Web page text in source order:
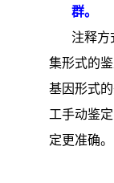
群。
注释方
集形式的
基因形式
工手动鉴
定更准确。